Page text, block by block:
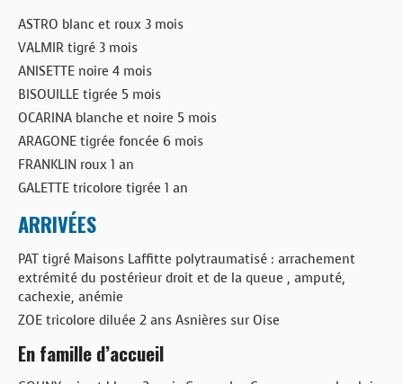
ASTRO blanc et roux 3 mois
VALMIR tigré 3 mois
ANISETTE noire 4 mois
BISOUILLE tigrée 5 mois
OCARINA blanche et noire 5 mois
ARAGONE tigrée foncée 6 mois
FRANKLIN roux 1 an
GALETTE tricolore tigrée 1 an
ARRIVÉES
PAT tigré Maisons Laffitte polytraumatisé : arrachement
extrémité du postérieur droit et de la queue , amputé,
cachexie, anémie
ZOE tricolore diluée 2 ans Asnières sur Oise
En famille d’accueil